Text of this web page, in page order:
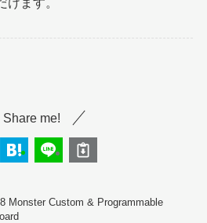
Share me!
Monster Custom & Programmable